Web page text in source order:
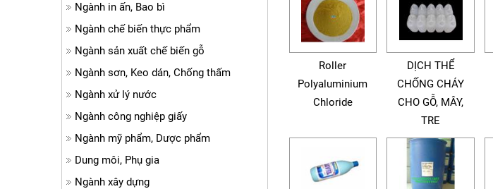
Roller
Polyaluminium
Chloride
DỊCH THỂ
CHỐNG CHÁY
CHO GỖ, MÂY,
TRE
Ngành in ấn, Bao bì
Ngành chế biến thực phẩm
Ngành sản xuất chế biến gỗ
Ngành sơn, Keo dán, Chống thấm
Ngành xử lý nước
Ngành công nghiệp giấy
Ngành mỹ phẩm, Dược phẩm
Dung môi, Phụ gia
Ngành xây dựng